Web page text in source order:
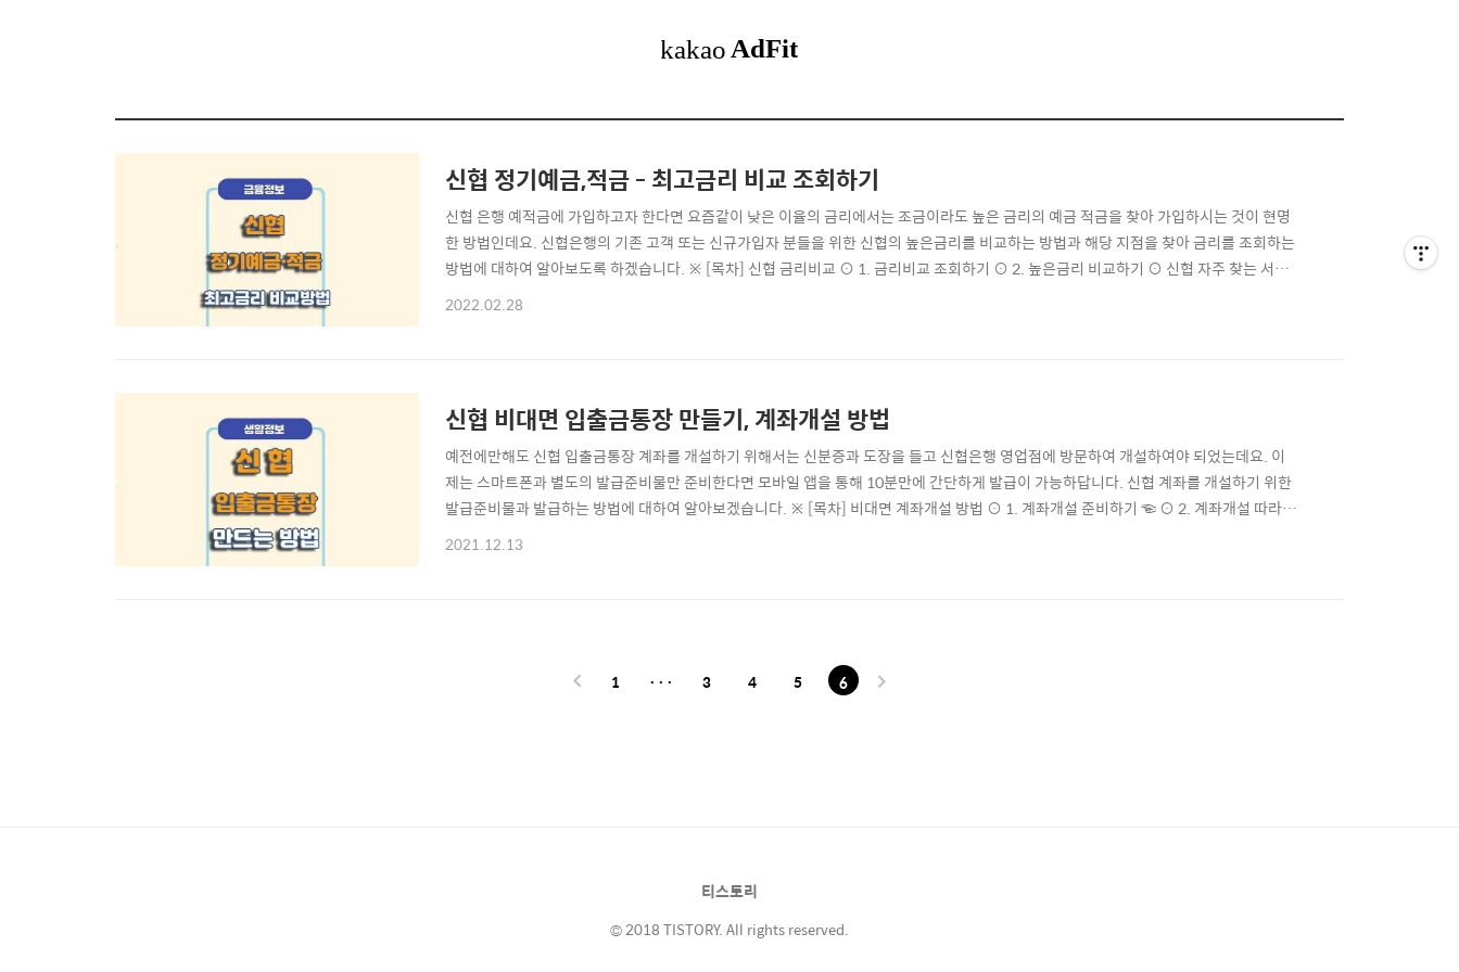
신협 정기예금,적금 - 최고금리 비교 조회하기
신협 은행 예적금에 가입하고자 한다면 요즘같이 낮은 이율의 금리에서는 조금이라도 높은 금리의 예금 적금을 찾아 가입하시는 것이 현명
한 방법인데요. 신협은행의 기존 고객 또는 신규가입자 분들을 위한 신협의 높은금리를 비교하는 방법과 해당 지점을 찾아 금리를 조회하는
방법에 대하여 알아보도록 하겠습니다. ※ [목차] 신협 금리비교 ⊙ 1. 금리비교 조회하기 ⊙ 2. 높은금리 비교하기 ⊙ 신협 자주 찾는 서비
스/문제해결 [바로가기] ☜ 신협 금리비교 바로가기 ▲ 새마을금고 금리 조회하기 신협 예금·적금 상품의 금리 조회하는 방법 중 하나는 신
2022.02.28
신협 비대면 입출금통장 만들기, 계좌개설 방법
예전에만해도 신협 입출금통장 계좌를 개설하기 위해서는 신분증과 도장을 들고 신협은행 영업점에 방문하여 개설하여야 되었는데요. 이
제는 스마트폰과 별도의 발급준비물만 준비한다면 모바일 앱을 통해 10분만에 간단하게 발급이 가능하답니다. 신협 계좌를 개설하기 위한
발급준비물과 발급하는 방법에 대하여 알아보겠습니다. ※ [목차] 비대면 계좌개설 방법 ⊙ 1. 계좌개설 준비하기 ☜ ⊙ 2. 계좌개설 따라하
기 ☜ ⊙ 신협 자주 찾는 서비스/문제해결 [바로가기] ☜ 신협 입출금통장 발급 준비물 ▶ 신협on 모바일 앱 다운로드 신협 입출금통장을 개
2021.12.13
1 ··· 3 4 5 6
티스토리
© 2018 TISTORY. All rights reserved.